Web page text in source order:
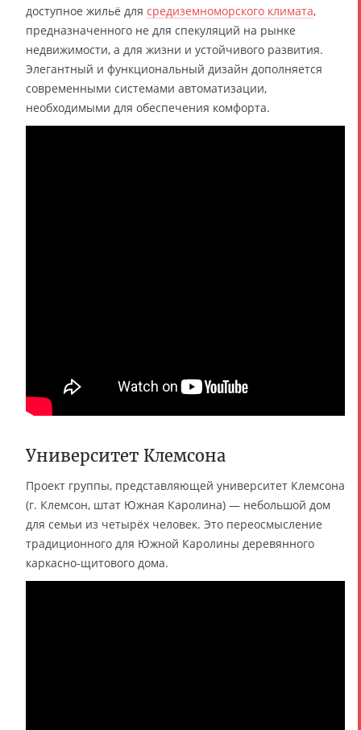
доступное жильё для средиземноморского климата,
предназначенного не для спекуляций на рынке
недвижимости, а для жизни и устойчивого развития.
Элегантный и функциональный дизайн дополняется
современными системами автоматизации,
необходимыми для обеспечения комфорта.
Университет Клемсона
Проект группы, представляющей университет Клемсона
(г. Клемсон, штат Южная Каролина) — небольшой дом
для семьи из четырёх человек. Это переосмысление
традиционного для Южной Каролины деревянного
каркасно-щитового дома.